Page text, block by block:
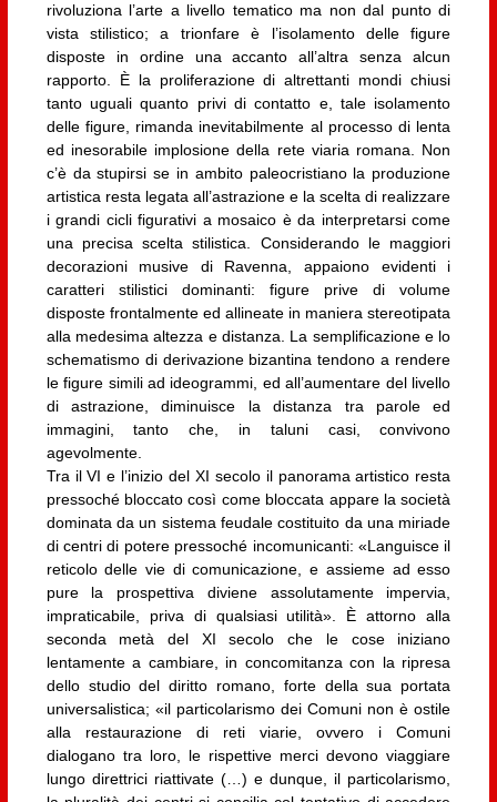
rivoluziona l’arte a livello tematico ma non dal punto di
vista stilistico; a trionfare è l’isolamento delle figure
disposte in ordine una accanto all’altra senza alcun
rapporto. È la proliferazione di altrettanti mondi chiusi
tanto uguali quanto privi di contatto e, tale isolamento
delle figure, rimanda inevitabilmente al processo di lenta
ed inesorabile implosione della rete viaria romana. Non
c’è da stupirsi se in ambito paleocristiano la produzione
artistica resta legata all’astrazione e la scelta di realizzare
i grandi cicli figurativi a mosaico è da interpretarsi come
una precisa scelta stilistica. Considerando le maggiori
decorazioni musive di Ravenna, appaiono evidenti i
caratteri stilistici dominanti: figure prive di volume
disposte frontalmente ed allineate in maniera stereotipata
alla medesima altezza e distanza. La semplificazione e lo
schematismo di derivazione bizantina tendono a rendere
le figure simili ad ideogrammi, ed all’aumentare del livello
di astrazione, diminuisce la distanza tra parole ed
immagini, tanto che, in taluni casi, convivono
agevolmente.
Tra il VI e l’inizio del XI secolo il panorama artistico resta
pressoché bloccato così come bloccata appare la società
dominata da un sistema feudale costituito da una miriade
di centri di potere pressoché incomunicanti: «Languisce il
reticolo delle vie di comunicazione, e assieme ad esso
pure la prospettiva diviene assolutamente impervia,
impraticabile, priva di qualsiasi utilità». È attorno alla
seconda metà del XI secolo che le cose iniziano
lentamente a cambiare, in concomitanza con la ripresa
dello studio del diritto romano, forte della sua portata
universalistica; «il particolarismo dei Comuni non è ostile
alla restaurazione di reti viarie, ovvero i Comuni
dialogano tra loro, le rispettive merci devono viaggiare
lungo direttrici riattivate (…) e dunque, il particolarismo,